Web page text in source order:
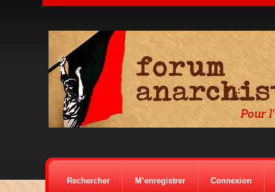
Rechercher M’enregistrer Connexion